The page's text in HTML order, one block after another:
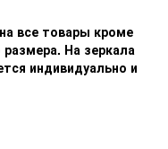
все товары кроме
На зеркала
индивидуально и